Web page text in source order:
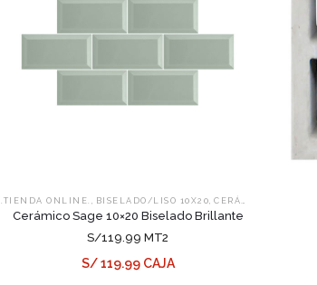
.TIENDA ONLINE. , BISELADO/LISO 10X20, CERÁMICOS
Cerámico Sage 10×20 Biselado Brillante
S/119.99 MT2
S/ 119.99 CAJA